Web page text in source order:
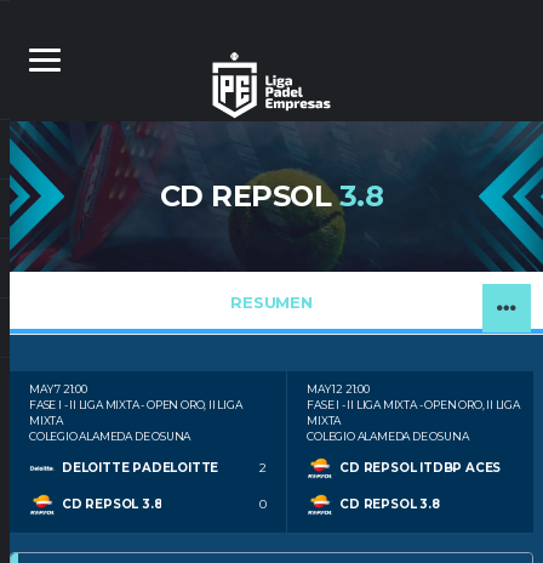
CD REPSOL3.8
RESUMEN
MAY 721:00
FASE I - II LIGA MIXTA - OPEN ORO, II LIGA
MIXTA
COLEGIO ALAMEDA DE OSUNA
DELOITTE PADELOITTE 2
CD REPSOL 3.8 0
MAY 12 21:00
FASE I - II LIGA MIXTA - OPEN ORO, II LIGA
MIXTA
COLEGIO ALAMEDA DE OSUNA
CD REPSOL ITDBP ACES
CD REPSOL 3.8